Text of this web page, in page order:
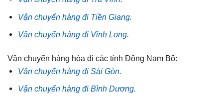
Vận chuyển hàng đi Tiền Giang.
Vận chuyển hàng đi Vĩnh Long.
Vận chuyển hàng hóa đi các tỉnh Đông Nam Bộ:
Vận chuyển hàng đi Sài Gòn.
Vận chuyển hàng đi Bình Dương.